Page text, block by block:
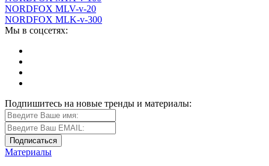
NORDFOX MLV-v-20
NORDFOX MLK-v-300
Мы в соцсетях:
Подпишитесь на новые тренды и материалы:
Материалы